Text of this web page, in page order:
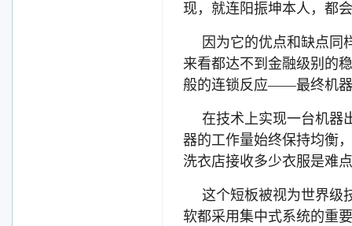
现，就连阳振坤本人，都
因为它的优点和缺点同
来看都达不到金融级别的
般的连锁反应——最终机
在技术上实现一台机器
器的工作量始终保持均衡
洗衣店接收多少衣服是难
这个短板被视为世界级
软都采用集中式系统的重